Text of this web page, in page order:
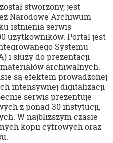
stworzony, jest
Narodowe Archiwum
istnienia serwis
użytkowników. Portal jest
Systemu
i służy do prezentacji
archiwalnych.
są efektem prowadzonej
intensywnej digitalizacji
serwis prezentuje
z ponad 30 instytucji,
W najbliższym czasie
kopii cyfrowych oraz